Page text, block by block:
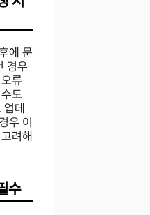
에 문
경우
류
도
데
우 이
려해
수